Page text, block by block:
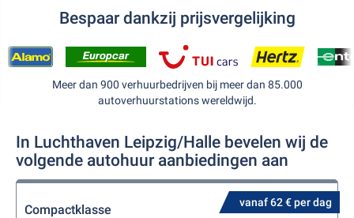
Bespaar dankzij prijsvergelijking
Meer dan 900 verhuurbedrijven bij meer dan 85.000
autoverhuurstations wereldwijd.
In Luchthaven Leipzig/Halle bevelen wij de
volgende autohuur aanbiedingen aan
vanaf 62 € per dag
Compactklasse